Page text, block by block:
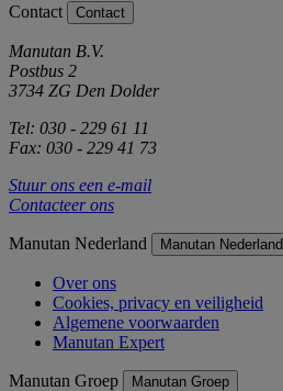
Contact Contact
Manutan B.V.
Postbus 2
3734 ZG Den Dolder
Tel: 030 - 229 61 11
Fax: 030 - 229 41 73
Stuur ons een e-mail
Contacteer ons
Manutan Nederland Manutan Nederland
Over ons
Cookies, privacy en veiligheid
Algemene voorwaarden
Manutan Expert
Manutan Groep Manutan Groep